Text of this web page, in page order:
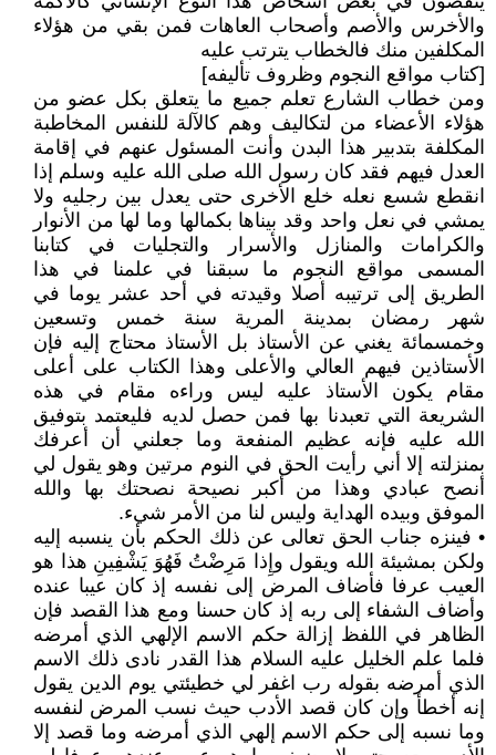
والأخرس والأصم وأصحاب العاهات فمن بقي من هؤلاء
المكلفين منك فالخطاب يترتب عليه
[كتاب مواقع النجوم وظروف تأليفه]
ومن خطاب الشارع تعلم جميع ما يتعلق بكل عضو من
هؤلاء الأعضاء من لتكاليف وهم كالآلة للنفس المخاطبة
المكلفة بتدبير هذا البدن وأنت المسئول عنهم في إقامة
العدل فيهم فقد كان رسول الله صلى الله عليه وسلم إذا
انقطع شسع نعله خلع الأخرى حتى يعدل بين رجليه ولا
يمشي في نعل واحد وقد بيناها بكمالها وما لها من الأنوار
والكرامات والمنازل والأسرار والتجليات في كتابنا
المسمى مواقع النجوم ما سبقنا في علمنا في هذا
الطريق إلى ترتيبه أصلا وقيدته في أحد عشر يوما في
شهر رمضان بمدينة المرية سنة خمس وتسعين
وخمسمائة يغني عن الأستاذ بل الأستاذ محتاج إليه فإن
الأستاذين فيهم العالي والأعلى وهذا الكتاب على أعلى
مقام يكون الأستاذ عليه ليس وراءه مقام في هذه
الشريعة التي تعبدنا بها فمن حصل لديه فليعتمد بتوفيق
الله عليه فإنه عظيم المنفعة وما جعلني أن أعرفك
بمنزلته إلا أني رأيت الحق في النوم مرتين وهو يقول لي
أنصح عبادي وهذا من أكبر نصيحة نصحتك بها والله
الموفق وبيده الهداية وليس لنا من الأمر شيء.
• فينزه جناب الحق تعالى عن ذلك الحكم بأن ينسبه إليه
ولكن بمشيئة الله ويقول وإِذا مَرِضْتُ فَهُوَ يَشْفِينِ هذا هو
العيب عرفا فأضاف المرض إلى نفسه إذ كان عيبا عنده
وأضاف الشفاء إلى ربه إذ كان حسنا ومع هذا القصد فإن
الظاهر في اللفظ إزالة حكم الاسم الإلهي الذي أمرضه
فلما علم الخليل عليه السلام هذا القدر نادى ذلك الاسم
الذي أمرضه بقوله رب اغفر لي خطيئتي يوم الدين يقول
إنه أخطأ وإن كان قصد الأدب حيث نسب المرض لنفسه
وما نسبه إلى حكم الاسم إلهي الذي أمرضه وما قصد إلا